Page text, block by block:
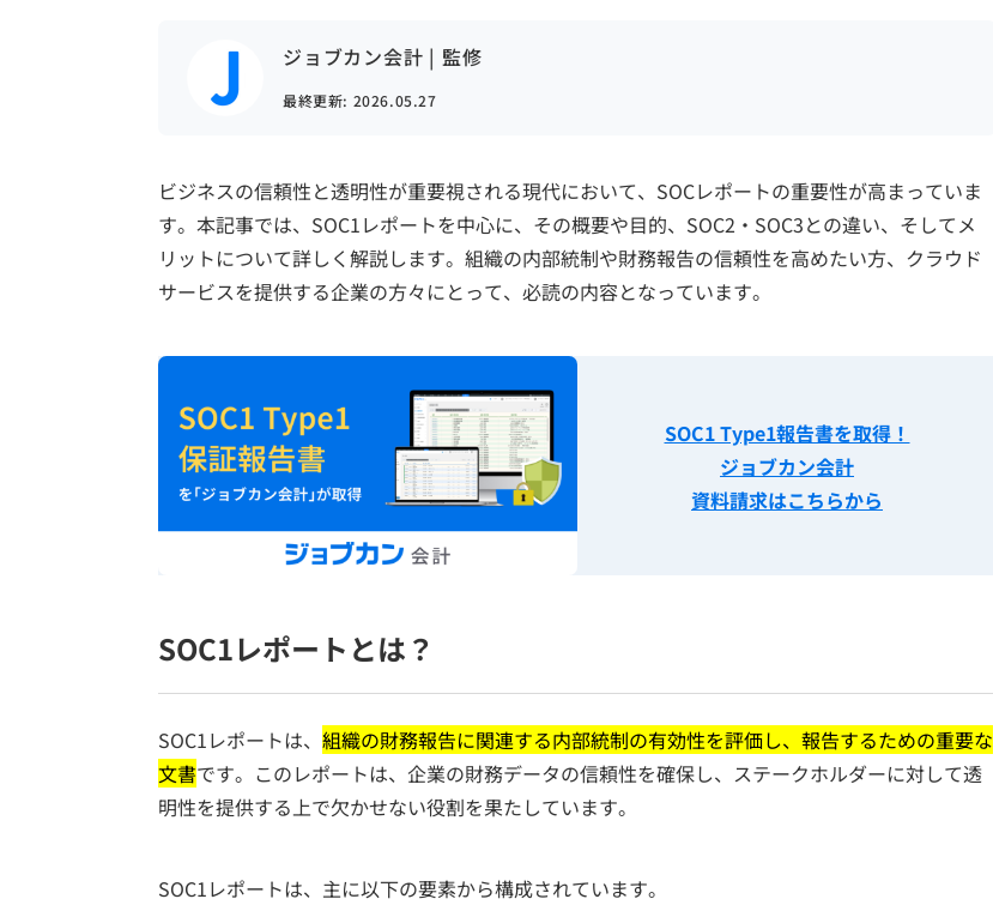
ジョブカン会計 | 監修
最終更新: 2026.05.27
ビジネスの信頼性と透明性が重要視される現代において、SOCレポートの重要性が高まっていま
す。本記事では、SOC1レポートを中心に、その概要や目的、SOC2・SOC3との違い、そしてメ
リットについて詳しく解説します。組織の内部統制や財務報告の信頼性を高めたい方、クラウド
サービスを提供する企業の方々にとって、必読の内容となっています。
SOC1 Type1報告書を取得！
ジョブカン会計
資料請求はこちらから
SOC1レポートとは？
SOC1レポートは、 組織の財務報告に関連する内部統制の有効性を評価し、報告するための重要な
文書です。このレポートは、企業の財務データの信頼性を確保し、ステークホルダーに対して透
明性を提供する上で欠かせない役割を果たしています。
SOC1レポートは、主に以下の要素から構成されています。